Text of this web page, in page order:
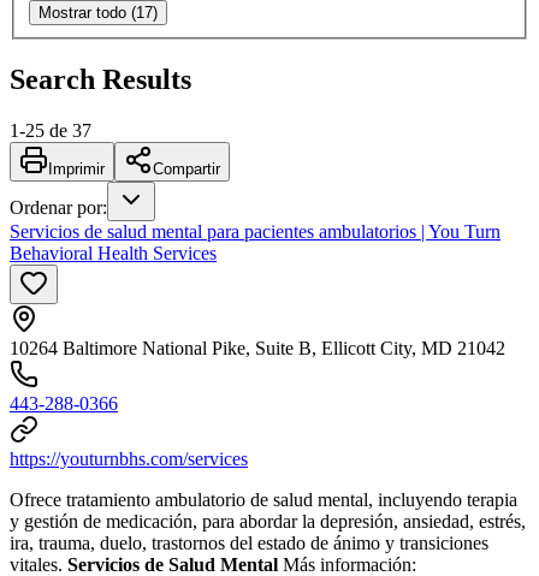
Mostrar todo (17)
Search Results
1-25 de 37
Imprimir Compartir
Ordenar por:
Servicios de salud mental para pacientes ambulatorios | You Turn
Behavioral Health Services
10264 Baltimore National Pike, Suite B, Ellicott City, MD 21042
443-288-0366
https://youturnbhs.com/services
Ofrece tratamiento ambulatorio de salud mental, incluyendo terapia
y gestión de medicación, para abordar la depresión, ansiedad, estrés,
ira, trauma, duelo, trastornos del estado de ánimo y transiciones
vitales. Servicios de Salud Mental Más información: